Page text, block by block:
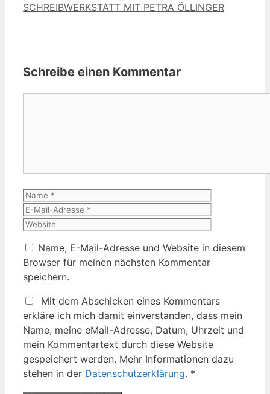
SCHREIBWERKSTATT MIT PETRA ÖLLINGER
Schreibe einen Kommentar
Name
Name, E-Mail-Adresse und Website in diesem
Browser für meinen nächsten Kommentar
speichern.
Mit dem Abschicken eines Kommentars
erkläre ich mich damit einverstanden, dass mein
Name, meine eMail-Adresse, Datum, Uhrzeit und
mein Kommentartext durch diese Website
gespeichert werden. Mehr Informationen dazu
stehen in der Datenschutzerklärung. *